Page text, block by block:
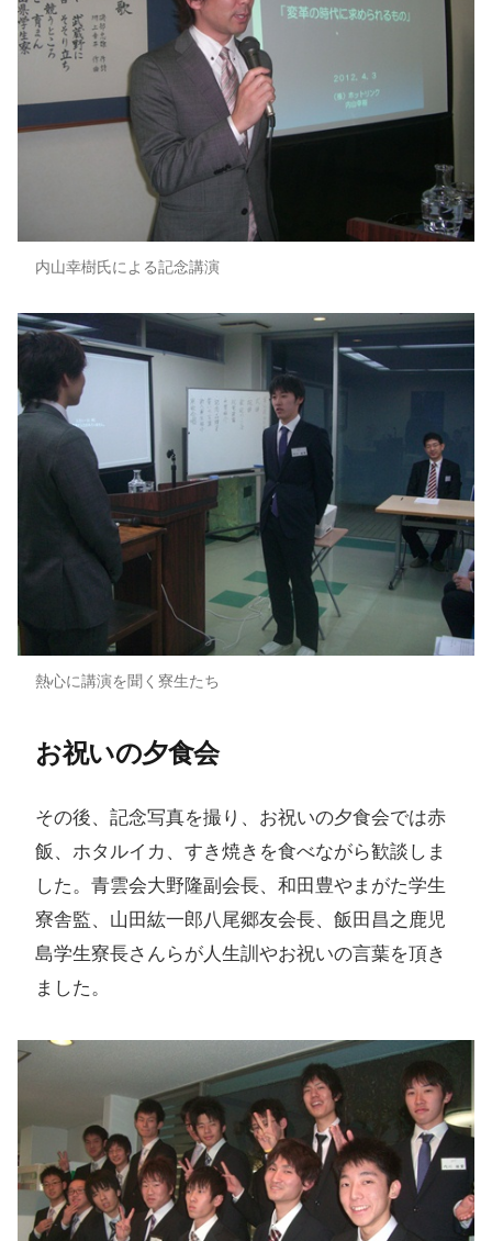
内山幸樹氏による記念講演
熱心に講演を聞く寮生たち
お祝いの​夕食会
その後、記念写真を撮り、お祝いの夕食会では赤
飯、ホタルイカ、すき焼きを食べながら歓談しま
した。青雲会大野隆副会長、和田豊やまがた学生
寮舎監、山田紘一郎八尾郷友会長、飯田昌之鹿児
島学生寮長さんらが人生訓やお祝いの言葉を頂き
ました。